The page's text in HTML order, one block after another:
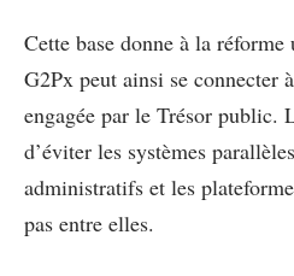
Cette base donne à la
G2Px peut ainsi se connecter
engagée par le Trésor public.
d’éviter les systèmes
administratifs et les
pas entre elles.